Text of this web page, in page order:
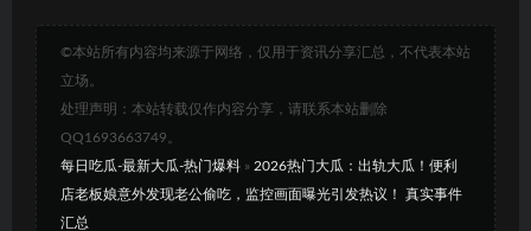
©本站所有内容均来源于网络，仅用于资讯分享汇总，不代表本站
立场。
处理声明：本站转载仅作内容分享，请联系本站删除
QQ1693663749。
每日吃瓜-最新大瓜-热门爆料 » 2026热门大瓜：出轨大瓜！便利
店老板娘意外发现老公偷吃，监控画面曝光引发热议！ 真实事件
汇总